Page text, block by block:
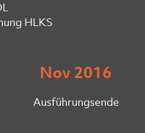
HLKS
Nov 2016
Ausführungsende